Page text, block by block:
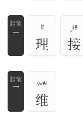
一
lǐ
理
jiē
接
乛
wéi
维